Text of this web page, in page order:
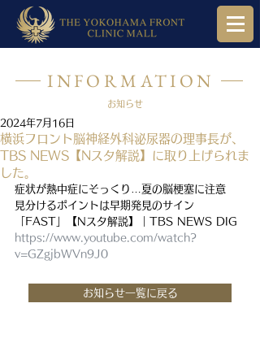
INFORMATION
お知らせ
横浜フロント脳神経外科泌尿器の理事長が、
TBS NEWS【Nスタ解説】に取り上げられま
した。
2024年7月16日
症状が熱中症にそっくり…夏の脳梗塞に注意
見分けるポイントは早期発見のサイン
「FAST」【Nスタ解説】｜TBS NEWS DIG
https://www.youtube.com/watch?
v=GZgjbWVn9J0
お知らせ一覧に戻る